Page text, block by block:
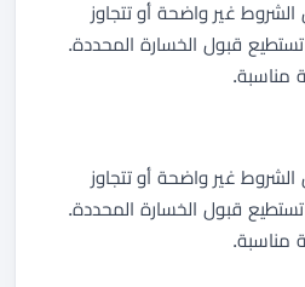
غير واضحة أو تتجاوز
تستطيع قبول الخسارة المحددة.
غير واضحة أو تتجاوز
تستطيع قبول الخسارة المحددة.